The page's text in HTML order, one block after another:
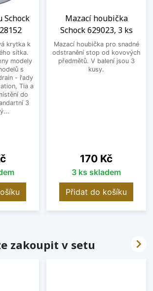
Schock
krytka k
sítka.
modely
s
- řady
Tia a
do
3
Mazací houbička
Schock 629023, 3 ks
Mazací houbička pro snadné
odstranění stop od kovových
předmětů. V balení jsou 3
kusy.
Cena
170 Kč
3 ks skladem
Přidat do košíku
zakoupit v setu 